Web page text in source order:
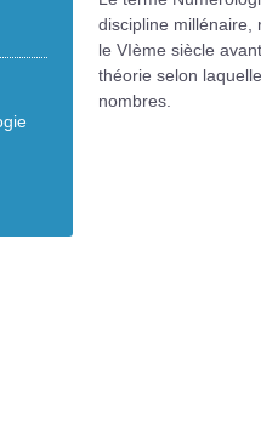
discipline millénaire,
le VIème siècle
théorie selon
nombres.